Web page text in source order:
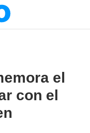
el
con el